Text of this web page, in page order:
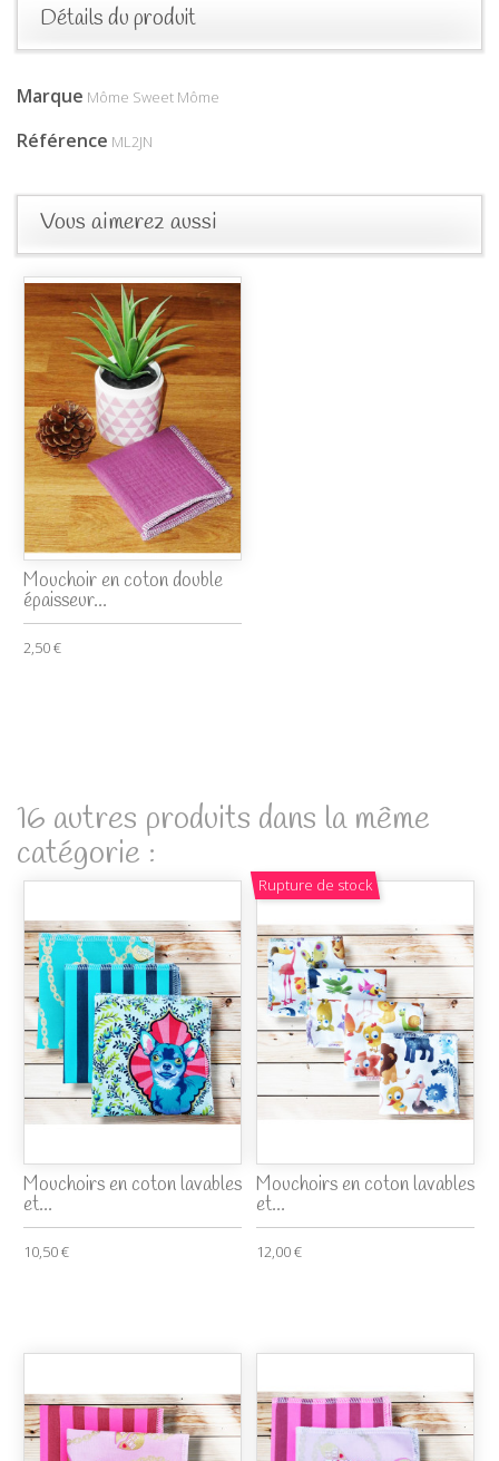
Détails du produit
Marque Môme Sweet Môme
Référence ML2JN
Vous aimerez aussi
Mouchoir en coton double
épaisseur...
2,50 €
16 autres produits dans la même
catégorie :
Mouchoirs en coton lavables
et...
10,50 €
Rupture de stock
Mouchoirs en coton lavables
et...
12,00 €